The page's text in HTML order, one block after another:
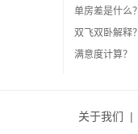
单房差是什么？
双飞双卧解释？
满意度计算？
关于我们 |